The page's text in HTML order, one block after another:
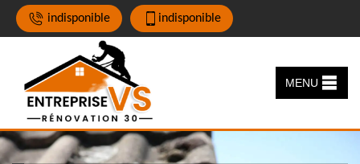
indisponible indisponible
MENU